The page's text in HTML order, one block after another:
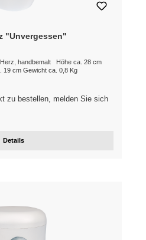
"Unvergessen"
Höhe ca. 28 cm
zu bestellen, melden Sie sich
Details